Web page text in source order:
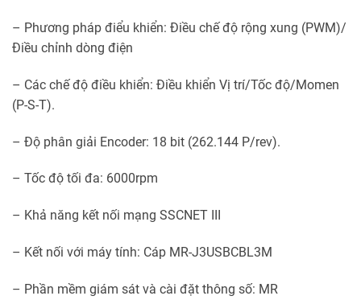
– Phương pháp điểu khiển: Điều chế độ rộng xung (PWM)/
Điều chỉnh dòng điện
– Các chế độ điều khiển: Điều khiển Vị trí/Tốc độ/Momen
(P-S-T).
– Độ phân giải Encoder: 18 bit (262.144 P/rev).
– Tốc độ tối đa: 6000rpm
– Khả năng kết nối mạng SSCNET III
– Kết nối với máy tính: Cáp MR-J3USBCBL3M
– Phần mềm giám sát và cài đặt thông số: MR